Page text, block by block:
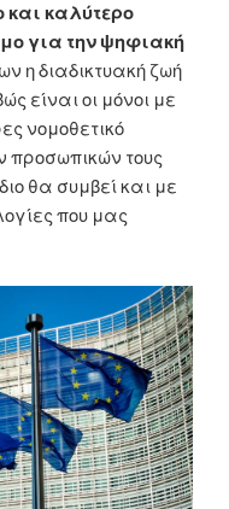
και καλύτερο
για την ψηφιακή
η διαδικτυακή ζωή
είναι οι μόνοι με
νομοθετικό
προσωπικών τους
θα συμβεί και με
που μας